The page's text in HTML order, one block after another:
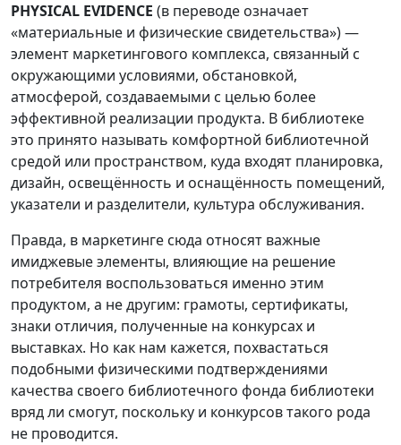
PHYSICAL EVIDENCE (в переводе означает
«материальные и физические свидетельства») —
элемент маркетингового комплекса, связанный с
окружающими условиями, обстановкой,
атмосферой, создаваемыми с целью более
эффективной реализации продукта. В библиотеке
это принято называть комфортной библиотечной
средой или пространством, куда входят планировка,
дизайн, освещённость и оснащённость помещений,
указатели и разделители, культура обслуживания.
Правда, в маркетинге сюда относят важные
имиджевые элементы, влияющие на решение
потребителя воспользоваться именно этим
продуктом, а не другим: грамоты, сертификаты,
знаки отличия, полученные на конкурсах и
выставках. Но как нам кажется, похвастаться
подобными физическими подтверждениями
качества своего библиотечного фонда библиотеки
вряд ли смогут, поскольку и конкурсов такого рода
не проводится.